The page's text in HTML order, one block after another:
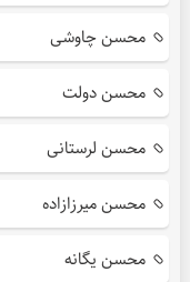
محسن چاوشی
محسن دولت
محسن لرستانی
محسن میرزازاده
محسن یگانه